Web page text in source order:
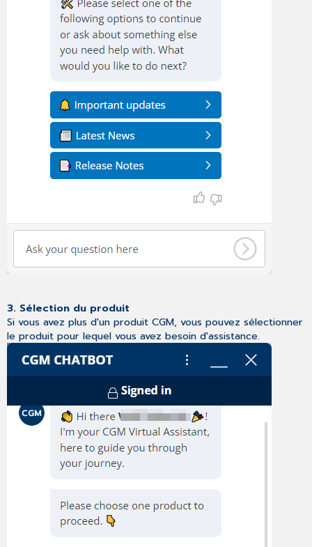
3. Sélection du produit
Si vous avez plus d'un produit CGM, vous pouvez sélectionner
le produit pour lequel vous avez besoin d'assistance.